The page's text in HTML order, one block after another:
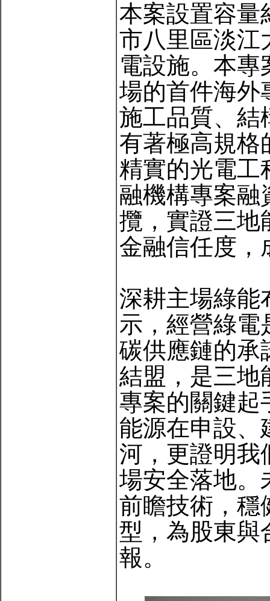
本案設置容量
市八里區淡江
電設施。本
場的首件海外
施工品質、結
有著極高規格
精實的光電工
融機構專案融
攬，實證三地
金融信任度，
深耕主場綠能
示，經營綠電
碳供應鏈的承
結盟，是三地
專案的關鍵起
能源在申設、
河，更證明我
場安全落地。
前瞻技術，穩
型，為股東與
報。